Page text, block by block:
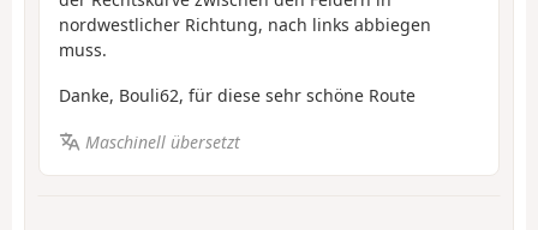
nordwestlicher Richtung, nach links abbiegen
muss.
Danke, Bouli62, für diese sehr schöne Route
Maschinell übersetzt